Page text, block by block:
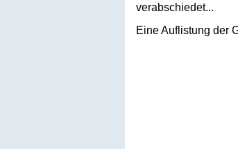
verabschiedet...
Eine Auflistung der